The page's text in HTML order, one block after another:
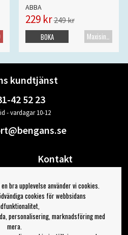
ABBA
229 kr249 kr
Maxisingel
BOKA
kundtjänst
42 52 23
- vardagar 10-12
Kontakt
Din sida
Logga ut
från Bengans
bra upplevelse använder vi cookies.
cookies för webbsidans
personalisering, marknadsföring med
mera.